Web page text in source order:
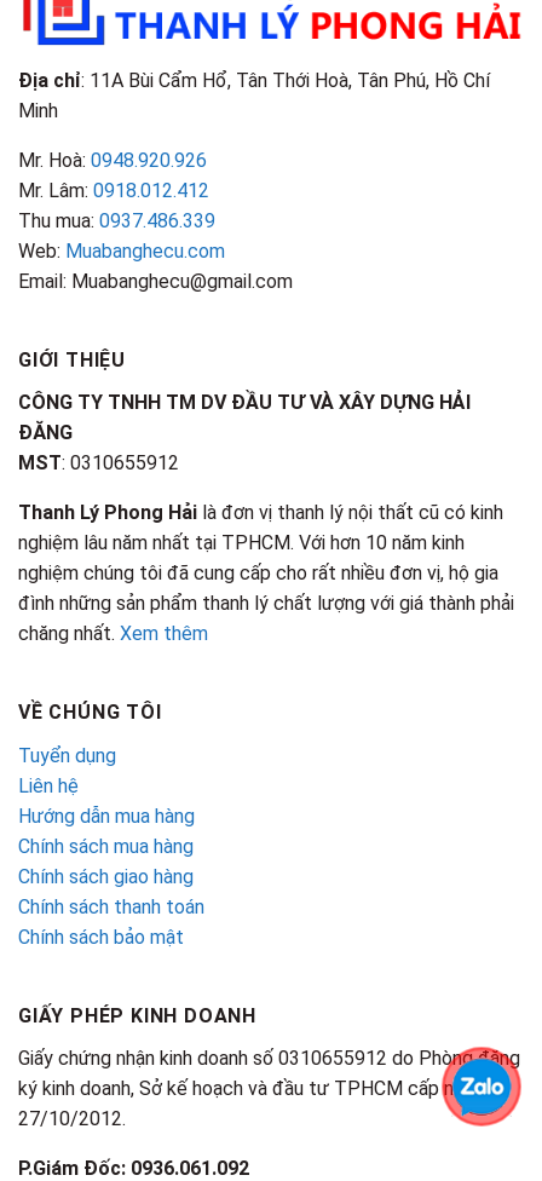
Nhận
Biết
Địa chỉ: 11A Bùi Cẩm Hổ, Tân Thới Hoà, Tân Phú, Hồ Chí
Minh
Mr. Hoà: 0948.920.926
Mr. Lâm: 0918.012.412
Thu mua: 0937.486.339
Web: Muabanghecu.com
Email: Muabanghecu@gmail.com
GIỚI THIỆU
CÔNG TY TNHH TM DV ĐẦU TƯ VÀ XÂY DỰNG HẢI
ĐĂNG
MST: 0310655912
Thanh Lý Phong Hải là đơn vị thanh lý nội thất cũ có kinh
nghiệm lâu năm nhất tại TPHCM. Với hơn 10 năm kinh
nghiệm chúng tôi đã cung cấp cho rất nhiều đơn vị, hộ gia
đình những sản phẩm thanh lý chất lượng với giá thành phải
chăng nhất. Xem thêm
VỀ CHÚNG TÔI
Tuyển dụng
Liên hệ
Hướng dẫn mua hàng
Chính sách mua hàng
Chính sách giao hàng
Chính sách thanh toán
Chính sách bảo mật
GIẤY PHÉP KINH DOANH
Giấy chứng nhận kinh doanh số 0310655912 do Phòng đăng
ký kinh doanh, Sở kế hoạch và đầu tư TPHCM cấp ngày
27/10/2012.
P.Giám Đốc: 0936.061.092